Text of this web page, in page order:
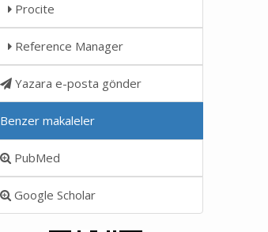
Procite
Reference Manager
Yazara e-posta gönder
Benzer makaleler
PubMed
Google Scholar